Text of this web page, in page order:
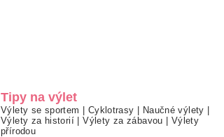
Tipy na výlet
Výlety se sportem | Cyklotrasy | Naučné výlety |
Výlety za historií |Výlety za zábavou | Výlety
přírodou